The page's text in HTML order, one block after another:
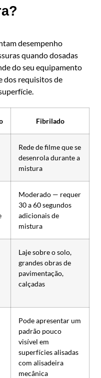
desempenho
quando dosadas
do seu equipamento
dos requisitos de
Fibrilado
Rede de filme que se
desenrola durante a
mistura
Moderado — requer
30 a 60 segundos
adicionais de
mistura
Laje sobre o solo,
grandes obras de
pavimentação,
calçadas
Pode apresentar um
padrão pouco
visível em
superfícies alisadas
com alisadeira
mecânica